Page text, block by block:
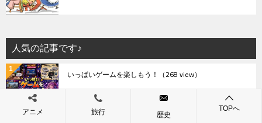
人気の記事です♪
いっぱいゲームを楽しもう！ （268 view）
アニメ 旅行 歴史
TOPへ